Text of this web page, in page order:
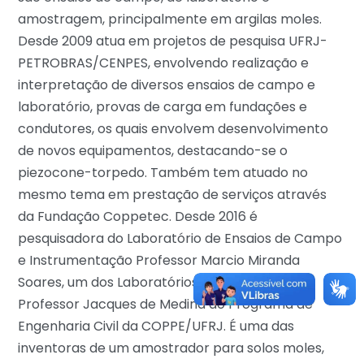
amostragem, principalmente em argilas moles.
Desde 2009 atua em projetos de pesquisa UFRJ-
PETROBRAS/CENPES, envolvendo realização e
interpretação de diversos ensaios de campo e
laboratório, provas de carga em fundações e
condutores, os quais envolvem desenvolvimento
de novos equipamentos, destacando-se o
piezocone-torpedo. Também tem atuado no
mesmo tema em prestação de serviços através
da Fundação Coppetec. Desde 2016 é
pesquisadora do Laboratório de Ensaios de Campo
e Instrumentação Professor Marcio Miranda
Soares, um dos Laboratórios de Geotecnia
Professor Jacques de Medina do Programa de
Engenharia Civil da COPPE/UFRJ. É uma das
inventoras de um amostrador para solos moles,